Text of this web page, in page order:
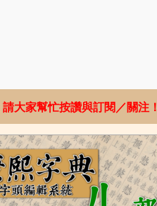
請大家幫忙按讚與訂閱／關注！